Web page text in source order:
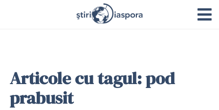
Articole cu tagul: pod
prabusit